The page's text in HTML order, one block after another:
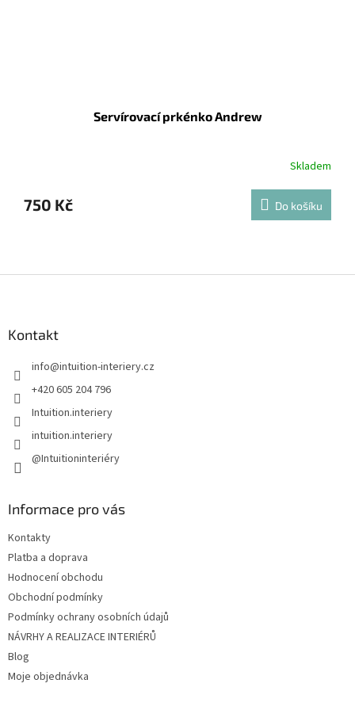
Servírovací prkénko Andrew
Skladem
750 Kč Do košíku
Kontakt
info@intuition-interiery.cz
+420 605 204 796
Intuition.interiery
intuition.interiery
@Intuitioninteriéry
Informace pro vás
Kontakty
Platba a doprava
Hodnocení obchodu
Obchodní podmínky
Podmínky ochrany osobních údajů
NÁVRHY A REALIZACE INTERIÉRŮ
Blog
Moje objednávka